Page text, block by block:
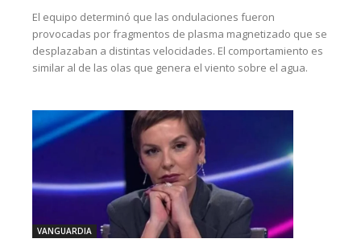
El equipo determinó que las ondulaciones fueron
provocadas por fragmentos de plasma magnetizado que se
desplazaban a distintas velocidades. El comportamiento es
similar al de las olas que genera el viento sobre el agua.
VANGUARDIA